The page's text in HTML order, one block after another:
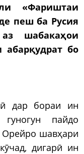
«Фариштаи
пеш ба Русия
шабакаҳои
бо
дар бораи ин
пайдо
Орейро шавҳари
дигарӣ ин